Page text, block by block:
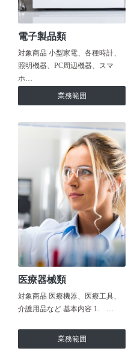
電子製品類
対象商品 小型家電、各種時計、
照明機器、PC周辺機器、スマ
ホ…
業務範囲
医療器械類
対象商品 医療機器、医療工具、
介護用品など 基本内容 1. …
業務範囲